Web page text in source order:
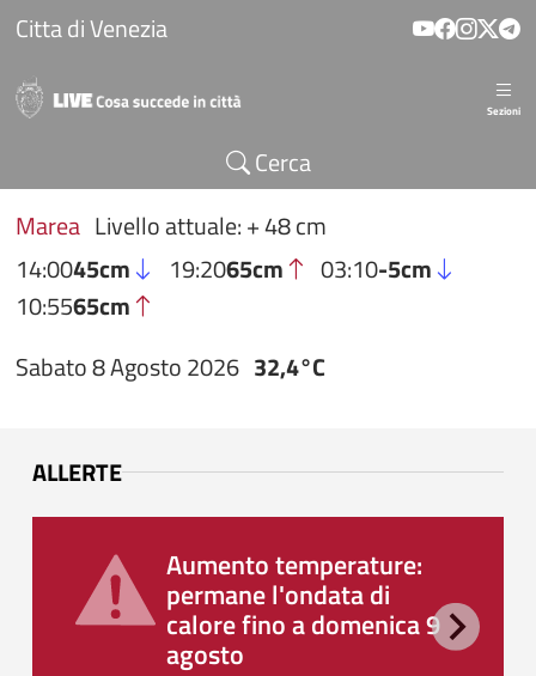
Salta al contenuto principale
Citta di Venezia
Sezioni
Cerca
Marea Livello attuale: + 48 cm
14:0045cm 19:2065cm 03:10-5cm
10:5565cm
Sabato 8 Agosto 2026 32,4°C
ALLERTE
Aumento temperature:
permane l'ondata di
calore fino a domenica 9
agosto